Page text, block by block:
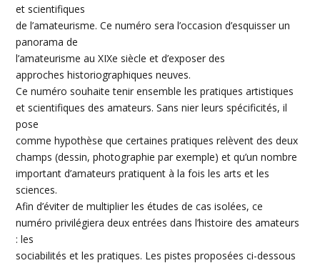
et scientifiques
de l’amateurisme. Ce numéro sera l’occasion d’esquisser un
panorama de
l’amateurisme au XIXe siècle et d’exposer des
approches historiographiques neuves.
Ce numéro souhaite tenir ensemble les pratiques artistiques
et scientifiques des amateurs. Sans nier leurs spécificités, il
pose
comme hypothèse que certaines pratiques relèvent des deux
champs (dessin, photographie par exemple) et qu’un nombre
important d’amateurs pratiquent à la fois les arts et les
sciences.
Afin d’éviter de multiplier les études de cas isolées, ce
numéro privilégiera deux entrées dans l’histoire des amateurs
: les
sociabilités et les pratiques. Les pistes proposées ci-dessous